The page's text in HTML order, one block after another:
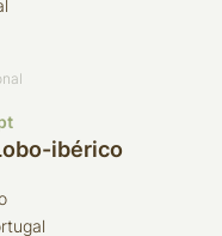
ibérico